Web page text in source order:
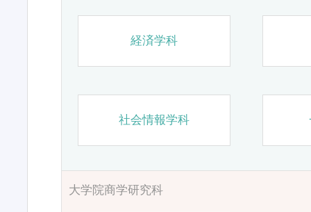
経済学科
社会情報学科
大学院商学研究科